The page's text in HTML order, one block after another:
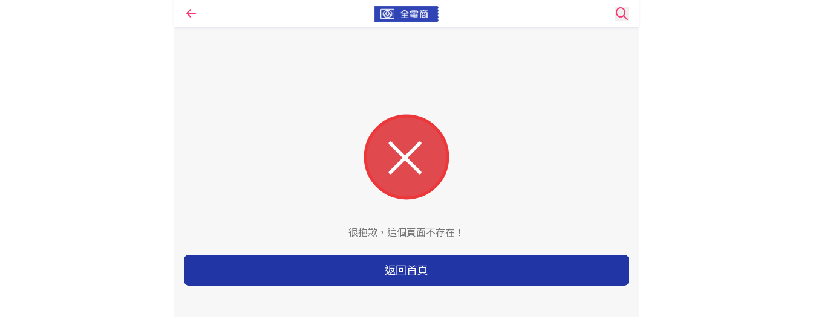
很抱歉，這個頁面不存在！
返回首頁